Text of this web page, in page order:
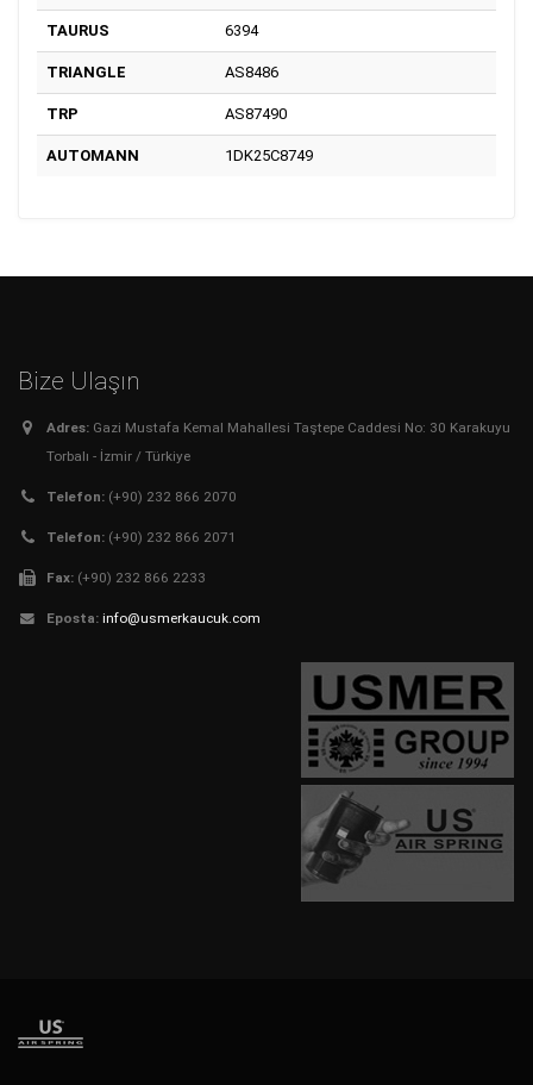
TAURUS 6394
TRIANGLE AS8486
TRP AS87490
AUTOMANN 1DK25C8749
Bize Ulaşın
Adres: Gazi Mustafa Kemal Mahallesi Taştepe Caddesi No: 30 Karakuyu
Torbalı - İzmir / Türkiye
Telefon: (+90) 232 866 2070
Telefon: (+90) 232 866 2071
Fax: (+90) 232 866 2233
Eposta: info@usmerkaucuk.com